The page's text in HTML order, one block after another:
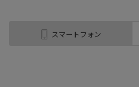
スマートフォン